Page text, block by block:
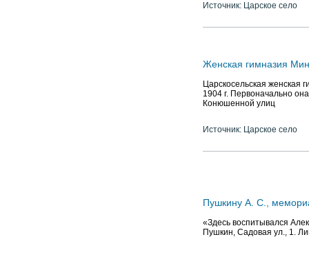
Источник: Царское село
Женская гимназия
Царскосельская женская
1904 г. Первоначально
Конюшенной улиц
Источник: Царское село
Пушкину А. С.,
«Здесь воспитывался
Пушкин, Садовая ул., 1.